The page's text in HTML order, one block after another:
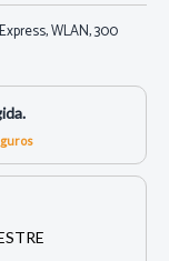
WLAN, 300